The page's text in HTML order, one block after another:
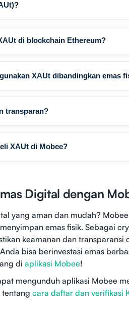
di blockchain Ethereum?
XAUt dibandingkan emas
transparan?
XAUt di Mobee?
Digital dengan
yang aman dan mudah?
emas fisik. Sebagai
keamanan dan
bisa berinvestasi emas
di aplikasi Mobee!
mengunduh aplikasi Mobee
cara daftar dan verifikasi